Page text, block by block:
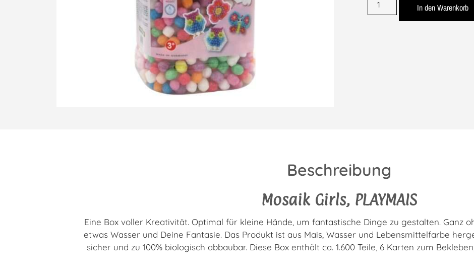
In den Warenkorb
Beschreibung
Mosaik Girls, PLAYMAIS
Eine Box voller Kreativität. Optimal für kleine Hände, um fantastische Dinge zu gestalten. Ganz
etwas Wasser und Deine Fantasie. Das Produkt ist aus Mais, Wasser und Lebensmittelfarbe
sicher und zu 100% biologisch abbaubar. Diese Box enthält ca. 1.600 Teile, 6 Karten zum